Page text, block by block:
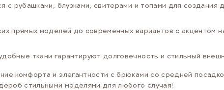
с рубашками, блузками, свитерами и топами для создания
прямых моделей до современных вариантов с акцентом
ткани гарантируют долговечность и стильный
комфорта и элегантности с брюками со средней
стильными моделями для любого случая!